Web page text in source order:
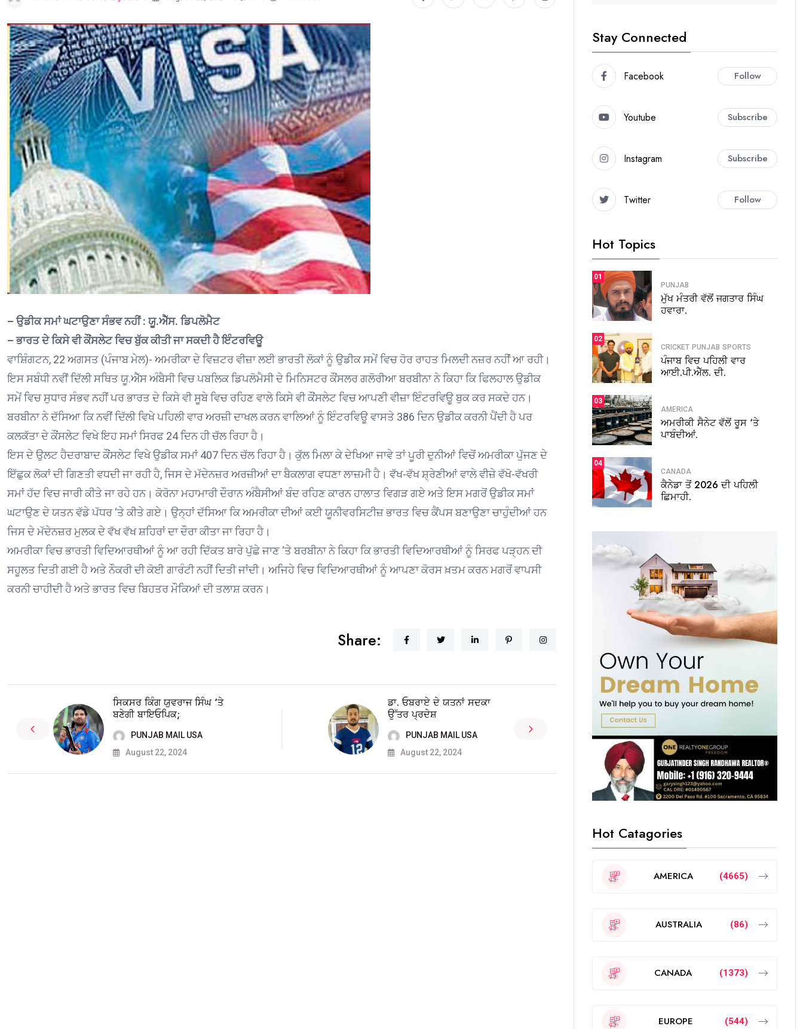
– ਉਡੀਕ ਸਮਾਂ ਘਟਾਉਣਾ ਸੰਭਵ ਨਹੀਂ : ਯੂ.ਐੱਸ. ਡਿਪਲੋਮੈਟ
– ਭਾਰਤ ਦੇ ਕਿਸੇ ਵੀ ਕੌਂਸਲੇਟ ਵਿਚ ਬੁੱਕ ਕੀਤੀ ਜਾ ਸਕਦੀ ਹੈ ਇੰਟਰਵਿਊ
ਵਾਸ਼ਿੰਗਟਨ, 22 ਅਗਸਤ (ਪੰਜਾਬ ਮੇਲ)- ਅਮਰੀਕਾ ਦੇ ਵਿਜ਼ਟਰ ਵੀਜ਼ਾ ਲਈ ਭਾਰਤੀ ਲੋਕਾਂ ਨੂੰ ਉਡੀਕ ਸਮੇਂ ਵਿਚ ਹੋਰ ਰਾਹਤ ਮਿਲਦੀ ਨਜ਼ਰ ਨਹੀਂ ਆ ਰਹੀ।
ਇਸ ਸਬੰਧੀ ਨਵੀਂ ਦਿੱਲੀ ਸਥਿਤ ਯੂ.ਐੱਸ ਅੰਬੈਸੀ ਵਿਚ ਪਬਲਿਕ ਡਿਪਲੋਮੈਸੀ ਦੇ ਮਿਨਿਸਟਰ ਕੌਂਸਲਰ ਗਲੋਰੀਆ ਬਰਬੀਨਾ ਨੇ ਕਿਹਾ ਕਿ ਫਿਲਹਾਲ ਉਡੀਕ
ਸਮੇਂ ਵਿਚ ਸੁਧਾਰ ਸੰਭਵ ਨਹੀਂ ਪਰ ਭਾਰਤ ਦੇ ਕਿਸੇ ਵੀ ਸੂਬੇ ਵਿਚ ਰਹਿਣ ਵਾਲੇ ਕਿਸੇ ਵੀ ਕੌਂਸਲੇਟ ਵਿਚ ਆਪਣੀ ਵੀਜ਼ਾ ਇੰਟਰਵਿਊ ਬੁਕ ਕਰ ਸਕਦੇ ਹਨ।
ਬਰਬੀਨਾ ਨੇ ਦੱਸਿਆ ਕਿ ਨਵੀਂ ਦਿੱਲੀ ਵਿਖੇ ਪਹਿਲੀ ਵਾਰ ਅਰਜ਼ੀ ਦਾਖਲ ਕਰਨ ਵਾਲਿਆਂ ਨੂੰ ਇੰਟਰਵਿਊ ਵਾਸਤੇ 386 ਦਿਨ ਉਡੀਕ ਕਰਨੀ ਪੈਂਦੀ ਹੈ ਪਰ
ਕਲਕੱਤਾ ਦੇ ਕੌਂਸਲੇਟ ਵਿਖੇ ਇਹ ਸਮਾਂ ਸਿਰਫ 24 ਦਿਨ ਹੀ ਚੱਲ ਰਿਹਾ ਹੈ।
ਇਸ ਦੇ ਉਲਟ ਹੈਦਰਾਬਾਦ ਕੌਂਸਲੇਟ ਵਿਖੇ ਉਡੀਕ ਸਮਾਂ 407 ਦਿਨ ਚੱਲ ਰਿਹਾ ਹੈ। ਕੁੱਲ ਮਿਲਾ ਕੇ ਦੇਖਿਆ ਜਾਵੇ ਤਾਂ ਪੂਰੀ ਦੁਨੀਆਂ ਵਿਚੋਂ ਅਮਰੀਕਾ ਪੁੱਜਣ ਦੇ
ਇੱਛੁਕ ਲੋਕਾਂ ਦੀ ਗਿਣਤੀ ਵਧਦੀ ਜਾ ਰਹੀ ਹੈ, ਜਿਸ ਦੇ ਮੱਦੇਨਜ਼ਰ ਅਰਜ਼ੀਆਂ ਦਾ ਬੈਕਲਾਗ ਵਧਣਾ ਲਾਜ਼ਮੀ ਹੈ। ਵੱਖ-ਵੱਖ ਸ਼੍ਰੇਣੀਆਂ ਵਾਲੇ ਵੀਜ਼ੇ ਵੱਖੋ-ਵੱਖਰੀ
ਸਮਾਂ ਹੱਦ ਵਿਚ ਜਾਰੀ ਕੀਤੇ ਜਾ ਰਹੇ ਹਨ। ਕੋਰੋਨਾ ਮਹਾਮਾਰੀ ਦੌਰਾਨ ਅੰਬੈਸੀਆਂ ਬੰਦ ਰਹਿਣ ਕਾਰਨ ਹਾਲਾਤ ਵਿਗੜ ਗਏ ਅਤੇ ਇਸ ਮਗਰੋਂ ਉਡੀਕ ਸਮਾਂ
ਘਟਾਉਣ ਦੇ ਯਤਨ ਵੱਡੇ ਪੱਧਰ ‘ਤੇ ਕੀਤੇ ਗਏ। ਉਨ੍ਹਾਂ ਦੱਸਿਆ ਕਿ ਅਮਰੀਕਾ ਦੀਆਂ ਕਈ ਯੂਨੀਵਰਸਿਟੀਜ਼ ਭਾਰਤ ਵਿਚ ਕੈਂਪਸ ਬਣਾਉਣਾ ਚਾਹੁੰਦੀਆਂ ਹਨ
ਜਿਸ ਦੇ ਮੱਦੇਨਜ਼ਰ ਮੁਲਕ ਦੇ ਵੱਖ ਵੱਖ ਸ਼ਹਿਰਾਂ ਦਾ ਦੌਰਾ ਕੀਤਾ ਜਾ ਰਿਹਾ ਹੈ।
ਅਮਰੀਕਾ ਵਿਚ ਭਾਰਤੀ ਵਿਦਿਆਰਥੀਆਂ ਨੂੰ ਆ ਰਹੀ ਦਿੱਕਤ ਬਾਰੇ ਪੁੱਛੇ ਜਾਣ ‘ਤੇ ਬਰਬੀਨਾ ਨੇ ਕਿਹਾ ਕਿ ਭਾਰਤੀ ਵਿਦਿਆਰਥੀਆਂ ਨੂੰ ਸਿਰਫ ਪੜ੍ਹਨ ਦੀ
ਸਹੂਲਤ ਦਿਤੀ ਗਈ ਹੈ ਅਤੇ ਨੌਕਰੀ ਦੀ ਕੋਈ ਗਾਰੰਟੀ ਨਹੀਂ ਦਿਤੀ ਜਾਂਦੀ। ਅਜਿਹੇ ਵਿਚ ਵਿਦਿਆਰਥੀਆਂ ਨੂੰ ਆਪਣਾ ਕੋਰਸ ਖ਼ਤਮ ਕਰਨ ਮਗਰੋਂ ਵਾਪਸੀ
ਕਰਨੀ ਚਾਹੀਦੀ ਹੈ ਅਤੇ ਭਾਰਤ ਵਿਚ ਬਿਹਤਰ ਮੌਕਿਆਂ ਦੀ ਤਲਾਸ਼ ਕਰਨ।
Share:
ਸਿਕਸਰ ਕਿੰਗ ਯੁਵਰਾਜ ਸਿੰਘ ‘ਤੇ
ਬਣੇਗੀ ਬਾਇਓਪਿਕ;
PUNJAB MAIL USA
August 22, 2024
ਡਾ. ਓਬਰਾਏ ਦੇ ਯਤਨਾਂ ਸਦਕਾ
ਉੱਤਰ ਪ੍ਰਦੇਸ਼
PUNJAB MAIL USA
August 22, 2024
Stay Connected
Facebook Follow
Youtube Subscribe
Instagram Subscribe
Twitter Follow
Hot Topics
01
PUNJAB
ਮੁੱਖ ਮੰਤਰੀ ਵੱਲੋਂ ਜਗਤਾਰ ਸਿੰਘ
ਹਵਾਰਾ.
02
CRICKET PUNJAB SPORTS
ਪੰਜਾਬ ਵਿਚ ਪਹਿਲੀ ਵਾਰ
ਆਈ.ਪੀ.ਐੱਲ. ਦੀ.
03
AMERICA
ਅਮਰੀਕੀ ਸੈਨੇਟ ਵੱਲੋਂ ਰੂਸ ‘ਤੇ
ਪਾਬੰਦੀਆਂ.
04
CANADA
ਕੈਨੇਡਾ ਤੋਂ 2026 ਦੀ ਪਹਿਲੀ
ਛਿਮਾਹੀ.
Hot Catagories
AMERICA (4665)
AUSTRALIA (86)
CANADA (1373)
EUROPE (544)